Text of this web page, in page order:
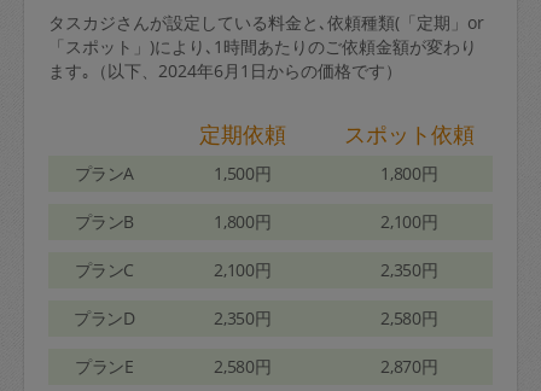
タスカジさんが設定している料金と､依頼種類(「定期」or
「スポット」)により､1時間あたりのご依頼金額が変わり
ます｡（以下、2024年6月1日からの価格です）
定期依頼 スポット依頼
プランA 1,500円 1,800円
プランB 1,800円 2,100円
プランC 2,100円 2,350円
プランD 2,350円 2,580円
プランE 2,580円 2,870円